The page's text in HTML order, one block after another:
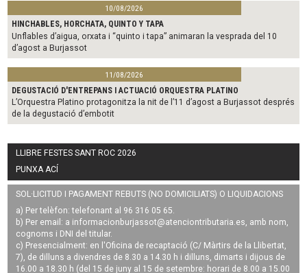
10/08/2026
HINCHABLES, HORCHATA, QUINTO Y TAPA
Unflables d’aigua, orxata i “quinto i tapa” animaran la vesprada del 10
d’agost a Burjassot
11/08/2026
DEGUSTACIÓ D'ENTREPANS I ACTUACIÓ ORQUESTRA PLATINO
L’Orquestra Platino protagonitza la nit de l’11 d’agost a Burjassot després
de la degustació d’embotit
LLIBRE FESTES SANT ROC 2026
PUNXA ACÍ
SOL·LICITUD I PAGAMENT REBUTS (NO DOMICILIATS) O LIQUIDACIONS
a) Per telèfon: telefonant al 96 316 05 65.
b) Per email: a informacionburjassot@atenciontributaria.es, amb nom,
cognoms i DNI del titular.
c) Presencialment: en l'Oficina de recaptació (C/ Màrtirs de la Llibertat,
7), de dilluns a divendres de 8.30 a 14.30 h i dilluns, dimarts i dijous de
16.00 a 18.30 h (del 15 de juny al 15 de setembre: horari de 8.00 a 15.00